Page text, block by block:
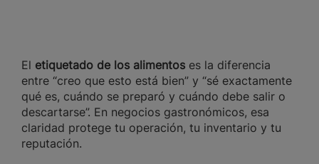
El etiquetado de los alimentos es la diferencia
entre “creo que esto está bien” y “sé exactamente
qué es, cuándo se preparó y cuándo debe salir o
descartarse”. En negocios gastronómicos, esa
claridad protege tu operación, tu inventario y tu
reputación.